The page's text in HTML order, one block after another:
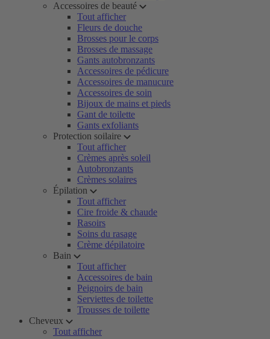
Accessoires de beauté
Tout afficher
Fleurs de douche
Brosses pour le corps
Brosses de massage
Gants autobronzants
Accessoires de pédicure
Accessoires de manucure
Accessoires de soin
Bijoux de mains et pieds
Gant de toilette
Gants exfoliants
Protection soilaire
Tout afficher
Crèmes après soleil
Autobronzants
Crèmes solaires
Épilation
Tout afficher
Cire froide & chaude
Rasoirs
Soins du rasage
Crème dépilatoire
Bain
Tout afficher
Accessoires de bain
Peignoirs de bain
Serviettes de toilette
Trousses de toilette
Cheveux
Tout afficher